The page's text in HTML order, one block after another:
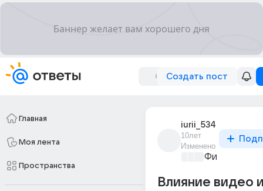
Создать пост
Главная
Моя лента
Пространства
iurii_534
10лет
Изменено
Влияние видео